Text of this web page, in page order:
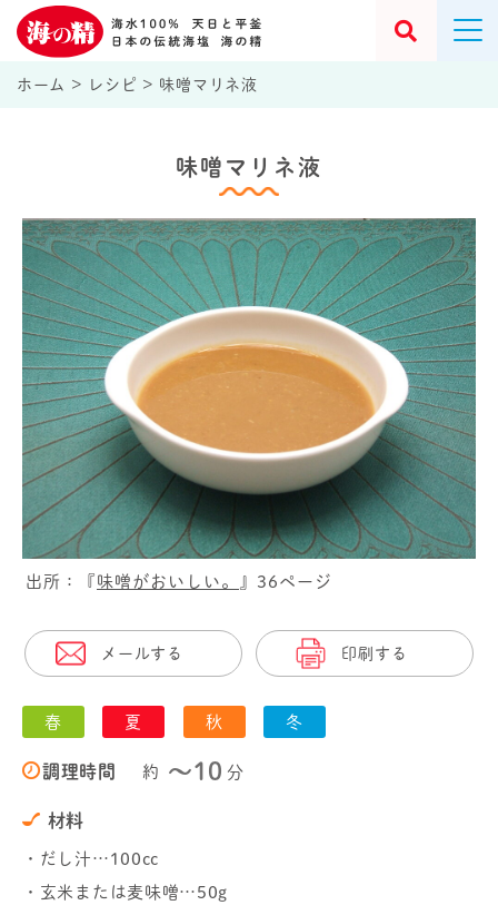
ホーム > レシピ > 味噌マリネ液
味噌マリネ液
出所：『 味噌がおいしい。 』36ページ
メールする 印刷する
春 夏 秋 冬
調理時間 約 〜10 分
材料
・だし汁…100cc
・玄米または麦味噌…50g